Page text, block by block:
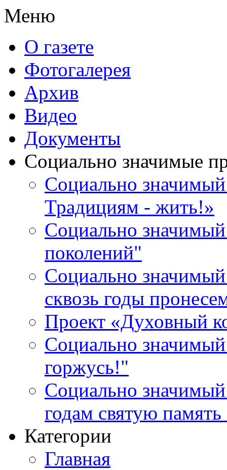
Меню
О газете
Фотогалерея
Архив
Видео
Документы
Социально значимые
Социально
Традициям - жить!»
Социально значимый
поколений"
Социально
сквозь годы
Проект «Духовный
Социально
горжусь!"
Социально
годам святую
Категории
Главная